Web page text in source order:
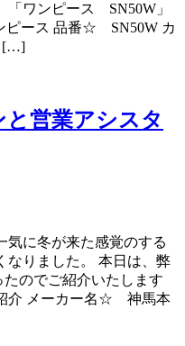
ワンピース SN50W」
ース 品番☆ SN50W カ
[…]
営業アシスタ
気に冬が来た感覚のする
なりました。 本日は、弊
のでご紹介いたします
介 メーカー名☆ 神馬本